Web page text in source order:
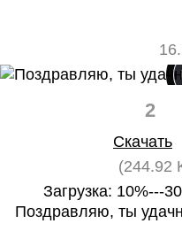
2
Скачать
(244.92
Загрузка: 10%---
Поздравляю, ты